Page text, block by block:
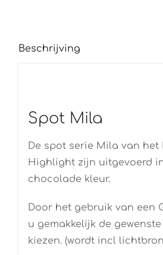
Beschrijving
Spot Mila
De spot serie Mila van het
Highlight zijn uitgevoerd
chocolade kleur.
Door het gebruik van een
u gemakkelijk de
kiezen. (wordt incl